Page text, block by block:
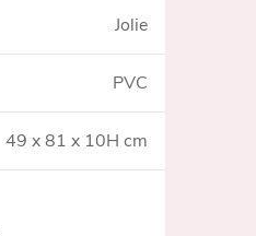
Jolie
PVC
49 x 81 x 10H cm